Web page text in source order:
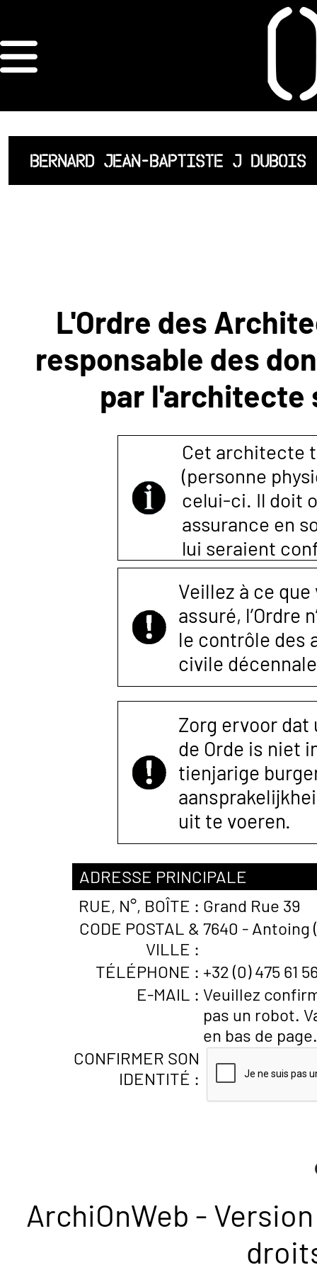
ORDRE DES
ARCHITECTES
ACCUEIL
LISTE DES
NOUS
CONTACTER
BERNARD JEAN-BAPTISTE J DUBOIS
L'Ordre des
responsable des
par l'architecte
Cet architecte
(personne
celui-ci. Il doit
assurance en
lui seraient
Veillez à ce
assuré, l’Ordre
le contrôle des
civile
Zorg ervoor
de Orde is niet
tienjarige
uit te voeren.
ADRESSE PRINCIPALE
RUE, N°, BOÎTE : Grand Rue 39
CODE POSTAL &
VILLE :
7640 - Antoing
TÉLÉPHONE : +32 (0) 475 61
E-MAIL : Veuillez
pas un robot.
en bas de page.
CONFIRMER SON
IDENTITÉ :
ArchiOnWeb -